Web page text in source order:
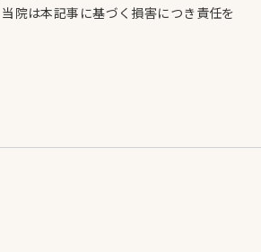
院は本記事に基づく損害につき責任を